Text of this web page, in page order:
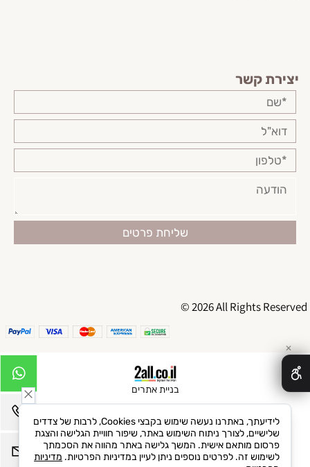
יצירת קשר
© 2026 All Rights Reserved
בניית אתרים
✕
לידיעתך, באתרנו נעשה שימוש בקבצי Cookies, לרבות של צדדים
שלישיים, לצורך ניתוח השימוש באתר, שיפור חוויית הגלישה והצגת
פרסום מותאם אישית. המשך גלישה באתר מהווה את הסכמתך
לשימוש זה. לפרטים נוספים ניתן לעיין במדיניות הפרטיות. מדיניות